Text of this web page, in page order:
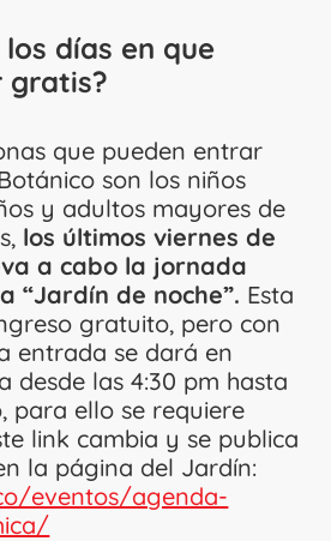
días en que
gratis?
que pueden entrar
son los niños
y adultos mayores de
los últimos viernes de
a cabo la jornada
“Jardín de noche”. Esta
gratuito, pero con
entrada se dará en
desde las 4:30 pm hasta
para ello se requiere
link cambia y se publica
la página del Jardín:
eventos/agenda-